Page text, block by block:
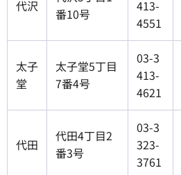
代沢
番10号
413-
4551
太子
堂
太子堂5丁目
7番4号
03-3
413-
4621
代田
代田4丁目2
番3号
03-3
323-
3761